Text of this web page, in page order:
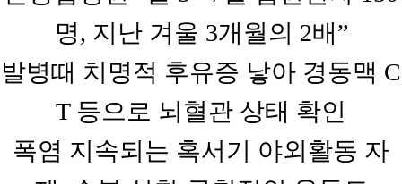
명, 지난 겨울 3개월의 2배”
발병때 치명적 후유증 낳아 경동맥 C
T 등으로 뇌혈관 상태 확인
폭염 지속되는 혹서기 야외활동 자